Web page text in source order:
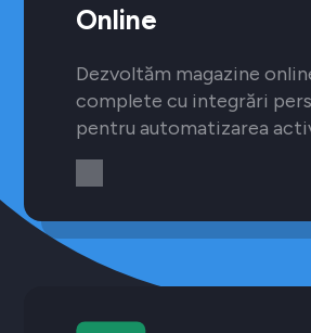
Online
Dezvoltăm magazine
complete cu integrări
pentru automatizarea